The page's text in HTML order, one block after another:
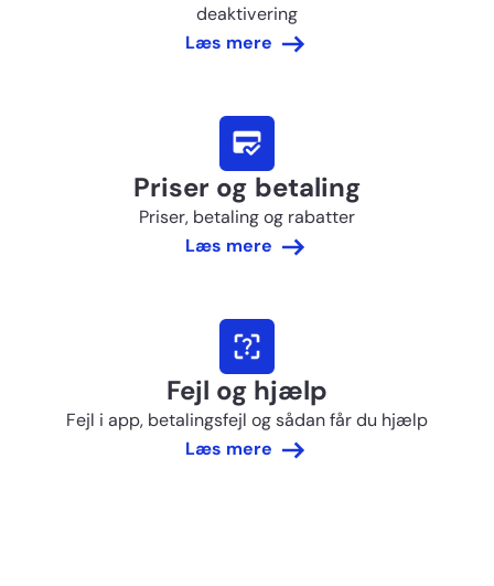
deaktivering
Læs mere
Priser og betaling
Priser, betaling og rabatter
Læs mere
Fejl og hjælp
Fejl i app, betalingsfejl og sådan får du hjælp
Læs mere